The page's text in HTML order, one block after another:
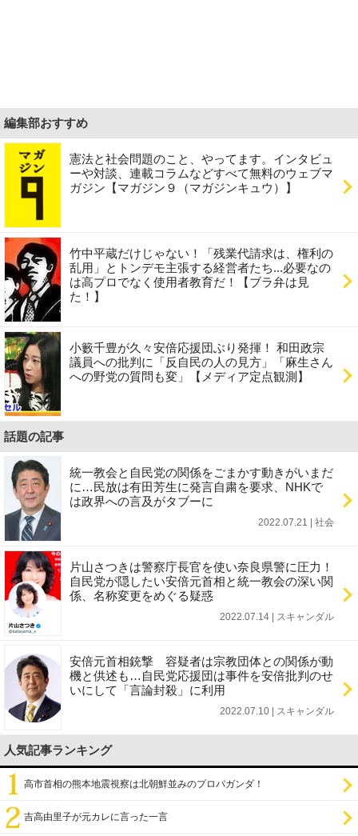
編集部おすすめ
憲法と社会問題のこと、やってます。インタビュ
ーや対談、連載コラムなどすべて無料のウェブマ
ガジン【マガジン９（マガジンキュウ）】
竹中平蔵だけじゃない！「残業代請求は、権利の
乱用」とトンデモ主張する経営者たち...必要なの
は高プロでなく使用者教育だ！【ブラ弁は見
た！】
小籔千豊が久々安倍応援団ぶり発揮！ 和田政宗
議員への批判に「反自民の人の見方」「麻生さん
への野党の質問も変」【メディア定点観測】
話題の記事
統一教会と自民党の関係をごまかす動きがいまだ
に…民放は有田芳生に発言自粛を要求、NHKで
は政界への言及がタブーに
2022.07.21 | 社会
片山さつきは警察庁長官を使い奈良県警に圧力！
自民党が隠したい安倍元首相と統一教会の深い関
係、名称変更をめぐる疑惑
2022.07.14 | スキャンダル
安倍元首相銃撃 容疑者は宗教団体との関係が動
機と供述も…自民党応援団は事件を安倍批判のせ
いにして「言論封殺」に利用
2022.07.10 | スキャンダル
人気記事ランキング
高市首相の熊本地震視察は北朝鮮並みのプロパガンダ！
吉高由里子が元カレに言った一言